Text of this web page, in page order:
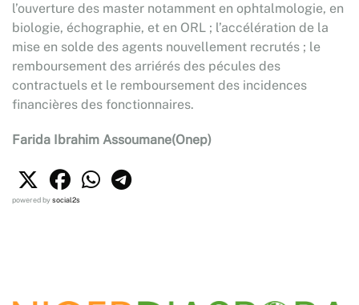
l’ouverture des master notamment en ophtalmologie, en
biologie, échographie, et en ORL ; l’accélération de la
mise en solde des agents nouvellement recrutés ; le
remboursement des arriérés des pécules des
contractuels et le remboursement des incidences
financières des fonctionnaires.
Farida Ibrahim Assoumane(Onep)
powered bysocial2s